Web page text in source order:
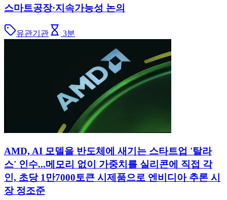
스마트공장·지속가능성 논의
유관기관 3분
AMD, AI 모델을 반도체에 새기는 스타트업 '탈라
스' 인수...메모리 없이 가중치를 실리콘에 직접 각
인, 초당 1만7000토큰 시제품으로 엔비디아 추론 시
장 정조준